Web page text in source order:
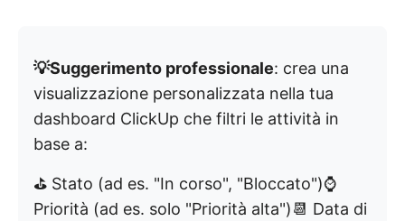
💡Suggerimento professionale: crea una
visualizzazione personalizzata nella tua
dashboard ClickUp che filtri le attività in
base a:
⛳️ Stato (ad es. "In corso", "Bloccato")⌚️
Priorità (ad es. solo "Priorità alta")📆 Data di